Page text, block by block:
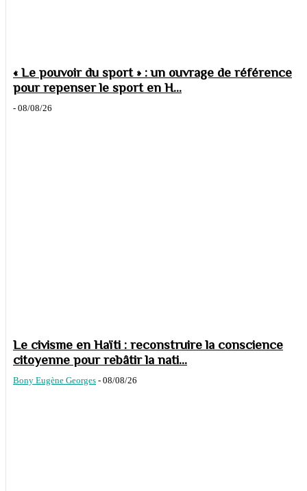
« Le pouvoir du sport » : un ouvrage de référence
pour repenser le sport en H...
- 08/08/26
Le civisme en Haïti : reconstruire la conscience
citoyenne pour rebâtir la nati...
Bony Eugène Georges - 08/08/26